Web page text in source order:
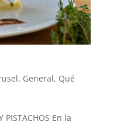
, General, Qué
PISTACHOS En la